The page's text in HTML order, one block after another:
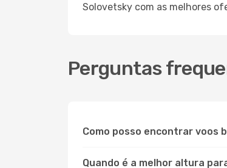
Solovetsky com as melhores
Perguntas
Como posso encontrar voos
Quando é a melhor altura